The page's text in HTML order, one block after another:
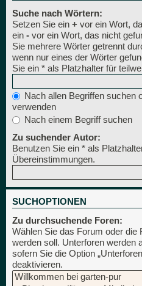
Suche nach Wörtern:
Setzen Sie ein + vor ein Wort,
ein - vor ein Wort, das nicht
Sie mehrere Wörter getrennt
wenn nur eines der Wörter
Sie ein * als Platzhalter für
Nach allen Begriffen suchen
verwenden
Nach einem Begriff suchen
Zu suchender Autor:
Benutzen Sie ein * als
Übereinstimmungen.
SUCHOPTIONEN
Zu durchsuchende Foren:
Wählen Sie das Forum oder die
werden soll. Unterforen werden
sofern Sie die Option
deaktivieren.